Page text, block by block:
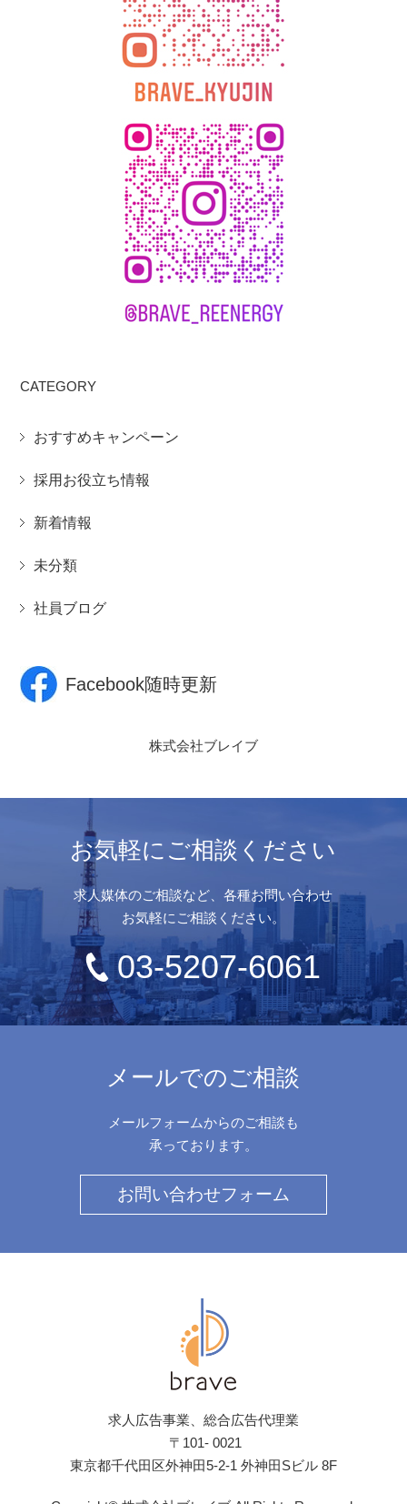
CATEGORY
おすすめキャンペーン
採用お役立ち情報
新着情報
未分類
社員ブログ
Facebook随時更新
株式会社ブレイブ
お気軽にご相談ください
求人媒体のご相談など、各種お問い合わせ
お気軽にご相談ください。
03-5207-6061
メールでのご相談
メールフォームからのご相談も
承っております。
お問い合わせフォーム
求人広告事業、総合広告代理業
〒101- 0021
東京都千代田区外神田5-2-1 外神田Sビル 8F